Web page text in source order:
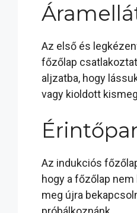
Az első és
főzőlap
aljzatba, hogy
vagy kioldott
Az indukciós
hogy a főzőlap
meg újra